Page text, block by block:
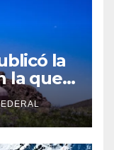
la
la que
posible